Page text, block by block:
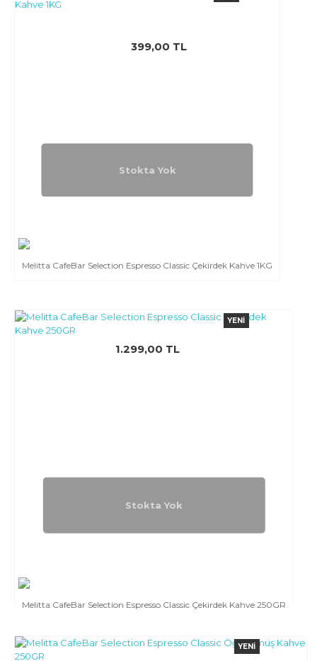
399,00 TL
Stokta Yok
Melitta CafeBar Selection Espresso Classic Çekirdek Kahve 1KG
1.299,00 TL
YENI
Stokta Yok
Melitta CafeBar Selection Espresso Classic Çekirdek Kahve 250GR
YENI